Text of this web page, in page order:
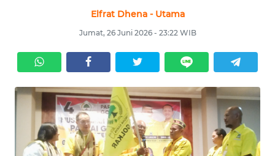
Elfrat Dhena - Utama
Jumat, 26 Juni 2026 - 23:22 WIB
LABUAN
OPINI
Informasi